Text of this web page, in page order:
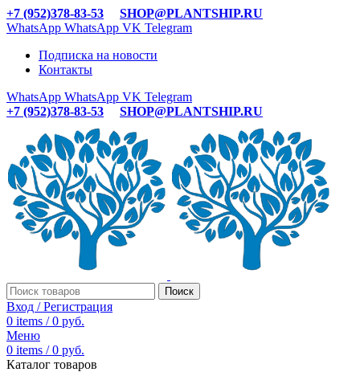
+7 (952)378-83-53
SHOP@PLANTSHIP.RU
WhatsApp WhatsApp VK Telegram
Подписка на новости
Контакты
WhatsApp WhatsApp VK Telegram
+7 (952)378-83-53
SHOP@PLANTSHIP.RU
Поиск
Вход / Регистрация
0 items / 0 руб.
Меню
0 items / 0 руб.
Каталог товаров